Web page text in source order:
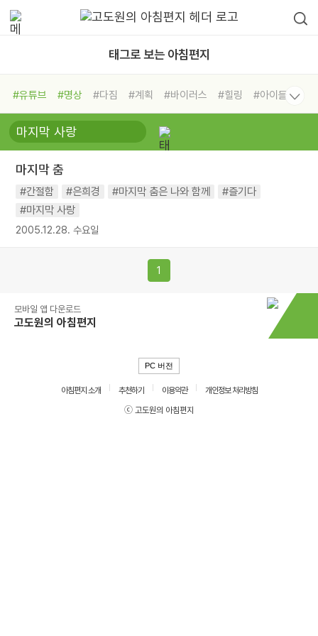
태그로 보는 아침편지
#유튜브 #명상 #다짐 #계획 #바이러스 #힐링
#아이들
#비전캠프
#독서캠프 #삶
#희망
#나눔 #친구 #링컨학교
#독서
#건강
마지막 춤
#간절함 #은희경 #마지막 춤은 나와 함께
#즐기다
#마지막 사랑
2005.12.28. 수요일
1
모바일 앱 다운로드
고도원의 아침편지
PC 버전
아침편지 소개 추천하기 이용약관
개인정보 처리방침
ⓒ 고도원의 아침편지